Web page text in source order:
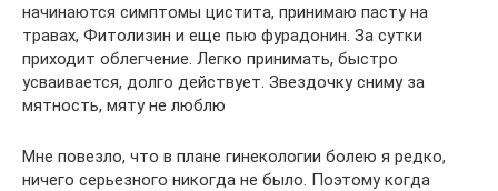
начинаются симптомы цистита, принимаю пасту на
травах, Фитолизин и еще пью фурадонин. За сутки
приходит облегчение. Легко принимать, быстро
усваивается, долго действует. Звездочку сниму за
мятность, мяту не люблю
Мне повезло, что в плане гинекологии болею я редко,
ничего серьезного никогда не было. Поэтому когда